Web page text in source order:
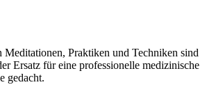
Meditationen, Praktiken und Techniken sind
Ersatz für eine professionelle medizinische
gedacht.